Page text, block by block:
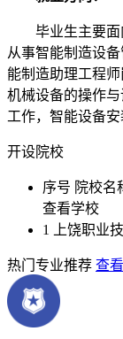
毕业生主要面
从事智能制造设
能制造助理工程
机械设备的操作
工作，智能设备
开设院校
序号 院校名
查看学校
1
上饶职业
热门专业推荐 查